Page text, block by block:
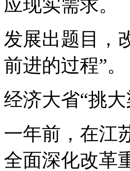
应现实需求。
发展出题目，
前进的过程”。
经济大省“挑
一年前，在江
全面深化改革